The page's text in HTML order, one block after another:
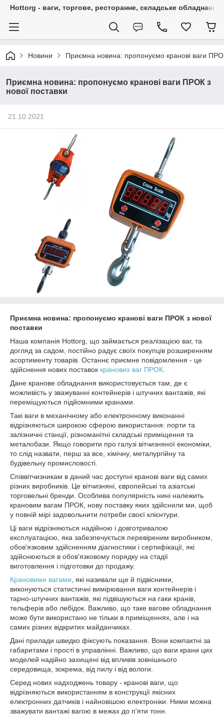
Hottorg - ваги, торгове, ресторанне, складське обладнання
Новини Приємна новина: пропонуємо кранові ваги
Приємна новина: пропонуємо кранові ваги ПРОК з
нової поставки
21.10.2021
Приємна новина: пропонуємо кранові ваги ПРОК з нової
поставки
Наша компанія Hottorg, що займається реалізацією ваг, та
догляд за садом, постійно радує своїх покупців розширенням
асортименту товарів. Останнє приємне повідомлення - це
здійснення нових поставок кранових ваг ПРОК
Дане кранове обладнання використовується там, де є
можливість у зважуванні контейнерів і штучних вантажів, які
переміщуються підйомними кранами.
Такі ваги в механічному або електронному виконанні
відрізняються широкою сферою використання: порти та
залізничні станції, різноманітні складські приміщення та
металобази. Якщо говорити про галузі вітчизняної економіки,
то слід назвати, перш за все, хімічну, металургійну та
будівельну промисловості.
Співвітчизникам в даний час доступні кранові ваги від самих
різних виробників. Це вітчизняні, європейські та азіатські
торговельні бренди. Особлива популярність нині належить
крановим вагам ПРОК, нову поставку яких здійснили ми, щоб
у повній мірі задовольнити потреби своєї клієнтури.
Ці ваги відрізняються надійною і довготривалою
експлуатацією, яка забезпечується перевіреним виробником,
обов'язковим здійсненням діагностики і сертифікації, які
здійснюються в обов'язковому порядку на стадії
виготовлення і підготовки до продажу.
Крановими вагами , які називали ще й підвісними,
виконуються статистичні вимірювання ваги контейнерів і
тарно-штучних вантажів, які підвішуються на гаки кранів,
тельферів або лебідок. Важливо, що таке вагове обладнання
може бути використано не тільки в приміщеннях, але і на
самих різних відкритих майданчиках.
Дані прилади швидко фіксують показання. Вони компактні за
габаритами і прості в управлінні. Важливо, що ваги крани цих
моделей надійно захищені від впливів зовнішнього
середовища, зокрема, від пилу і від вологи.
Серед нових надходжень товару - кранові ваги, що
відрізняються використанням в конструкції якісних
електронних датчиків і найновішою електроніки. Ними можна
зважувати вантажі вагою в межах до п'яти тонн.